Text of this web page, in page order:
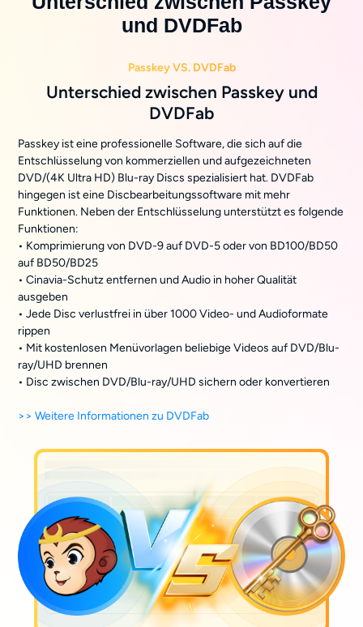
und DVDFab
Passkey VS. DVDFab
Unterschied zwischen Passkey und
DVDFab
Passkey ist eine professionelle Software, die sich auf die
Entschlüsselung von kommerziellen und aufgezeichneten
DVD/(4K Ultra HD) Blu-ray Discs spezialisiert hat. DVDFab
hingegen ist eine Discbearbeitungssoftware mit mehr
Funktionen. Neben der Entschlüsselung unterstützt es folgende
Funktionen:
• Komprimierung von DVD-9 auf DVD-5 oder von BD100/BD50
auf BD50/BD25
• Cinavia-Schutz entfernen und Audio in hoher Qualität
ausgeben
• Jede Disc verlustfrei in über 1000 Video- und Audioformate
rippen
• Mit kostenlosen Menüvorlagen beliebige Videos auf DVD/Blu-
ray/UHD brennen
• Disc zwischen DVD/Blu-ray/UHD sichern oder konvertieren
>> Weitere Informationen zu DVDFab